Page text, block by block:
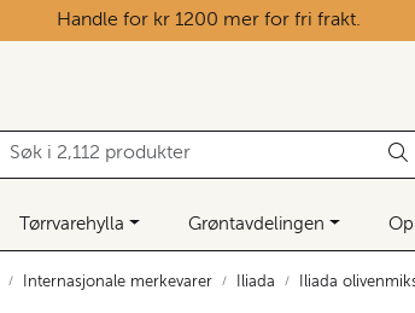
Handle for kr 1200 mer for fri frakt.
Tørrvarehylla Grøntavdelingen
Internasjonale merkevarer Iliada Iliada